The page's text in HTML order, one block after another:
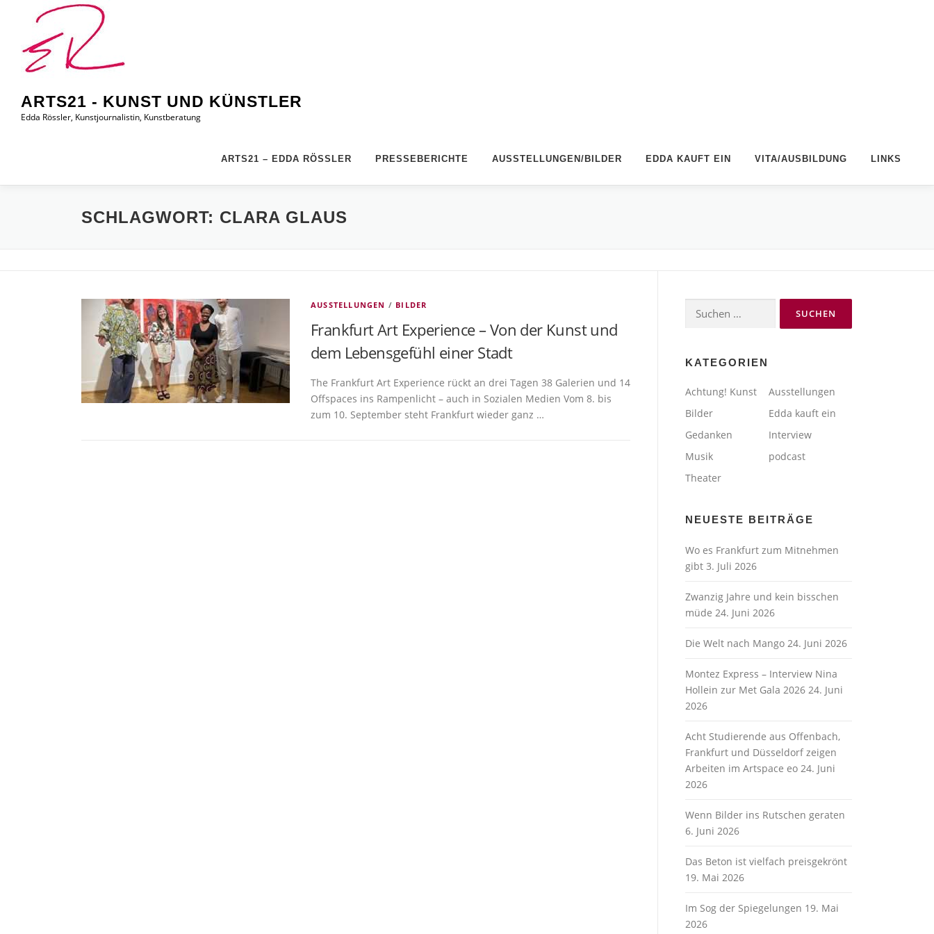
springen
ARTS21 - KUNST UND KÜNSTLER
Edda Rössler, Kunstjournalistin, Kunstberatung
ARTS21 – EDDA RÖSSLER PRESSEBERICHTE AUSSTELLUNGEN/BILDER EDDA KAUFT EIN VITA/AUSBILDUNG LINKS
SCHLAGWORT: CLARA GLAUS
AUSSTELLUNGEN / BILDER
Frankfurt Art Experience – Von der Kunst und
dem Lebensgefühl einer Stadt
The Frankfurt Art Experience rückt an drei Tagen 38 Galerien und 14
Offspaces ins Rampenlicht – auch in Sozialen Medien Vom 8. bis
zum 10. September steht Frankfurt wieder ganz …
Suchen
nach:
KATEGORIEN
Achtung! Kunst
Ausstellungen
Bilder
Edda kauft ein
Gedanken
Interview
Musik
podcast
Theater
NEUESTE BEITRÄGE
Wo es Frankfurt zum Mitnehmen
gibt 3. Juli 2026
Zwanzig Jahre und kein bisschen
müde 24. Juni 2026
Die Welt nach Mango 24. Juni 2026
Montez Express – Interview Nina
Hollein zur Met Gala 2026 24. Juni
2026
Acht Studierende aus Offenbach,
Frankfurt und Düsseldorf zeigen
Arbeiten im Artspace eo 24. Juni
2026
Wenn Bilder ins Rutschen geraten
6. Juni 2026
Das Beton ist vielfach preisgekrönt
19. Mai 2026
Im Sog der Spiegelungen 19. Mai
2026